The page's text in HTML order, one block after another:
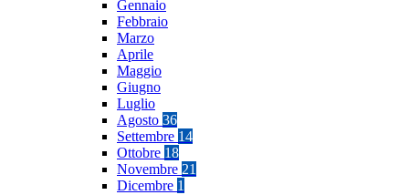
Gennaio
Febbraio
Marzo
Aprile
Maggio
Giugno
Luglio
Agosto 36
Settembre 14
Ottobre 18
Novembre 21
Dicembre 1